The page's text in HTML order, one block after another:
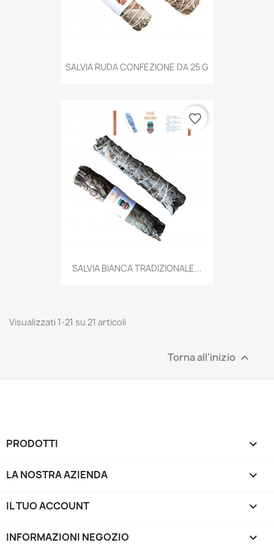
SALVIA RUDA CONFEZIONE DA 25 G
SALVIA BIANCA TRADIZIONALE...
favorite_border
Visualizzati 1-21 su 21 articoli
Torna all'inizio 
PRODOTTI 
LA NOSTRA AZIENDA 
IL TUO ACCOUNT 
INFORMAZIONI NEGOZIO keyboard_arrow_down